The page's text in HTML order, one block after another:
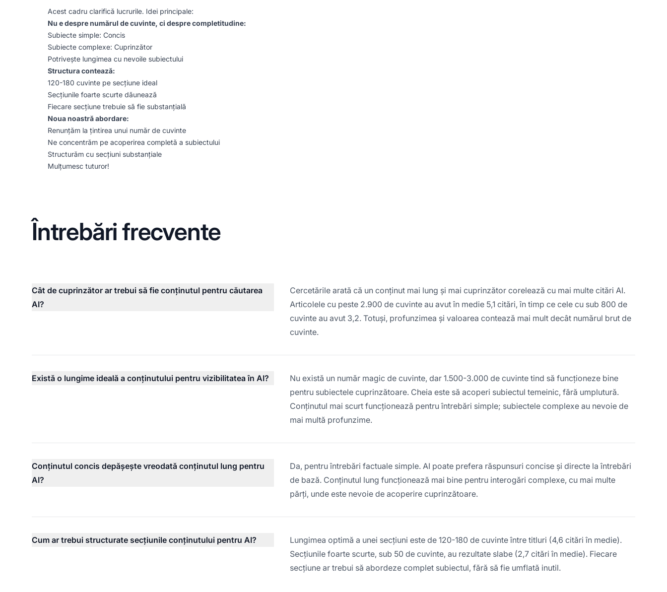
Acest cadru clarifică lucrurile. Idei principale:
Nu e despre numărul de cuvinte, ci despre completitudine:
Subiecte simple: Concis
Subiecte complexe: Cuprinzător
Potrivește lungimea cu nevoile subiectului
Structura contează:
120-180 cuvinte pe secțiune ideal
Secțiunile foarte scurte dăunează
Fiecare secțiune trebuie să fie substanțială
Noua noastră abordare:
Renunțăm la țintirea unui număr de cuvinte
Ne concentrăm pe acoperirea completă a subiectului
Structurăm cu secțiuni substanțiale
Mulțumesc tuturor!
Întrebări frecvente
Cât de cuprinzător ar trebui să fie conținutul pentru căutarea
AI?
Cercetările arată că un conținut mai lung și mai cuprinzător corelează cu mai multe citări AI.
Articolele cu peste 2.900 de cuvinte au avut în medie 5,1 citări, în timp ce cele cu sub 800 de
cuvinte au avut 3,2. Totuși, profunzimea și valoarea contează mai mult decât numărul brut de
cuvinte.
Există o lungime ideală a conținutului pentru vizibilitatea în AI?
Nu există un număr magic de cuvinte, dar 1.500-3.000 de cuvinte tind să funcționeze bine
pentru subiectele cuprinzătoare. Cheia este să acoperi subiectul temeinic, fără umplutură.
Conținutul mai scurt funcționează pentru întrebări simple; subiectele complexe au nevoie de
mai multă profunzime.
Conținutul concis depășește vreodată conținutul lung pentru
AI?
Da, pentru întrebări factuale simple. AI poate prefera răspunsuri concise și directe la întrebări
de bază. Conținutul lung funcționează mai bine pentru interogări complexe, cu mai multe
părți, unde este nevoie de acoperire cuprinzătoare.
Cum ar trebui structurate secțiunile conținutului pentru AI?
Lungimea optimă a unei secțiuni este de 120-180 de cuvinte între titluri (4,6 citări în medie).
Secțiunile foarte scurte, sub 50 de cuvinte, au rezultate slabe (2,7 citări în medie). Fiecare
secțiune ar trebui să abordeze complet subiectul, fără să fie umflată inutil.